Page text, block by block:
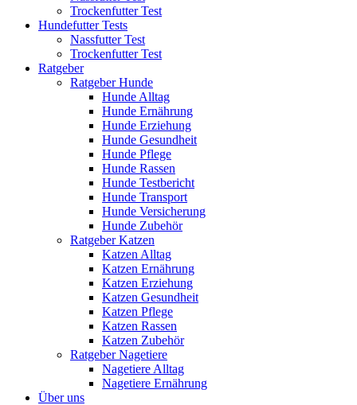
Trockenfutter Test
Hundefutter Tests
Nassfutter Test
Trockenfutter Test
Ratgeber
Ratgeber Hunde
Hunde Alltag
Hunde Ernährung
Hunde Erziehung
Hunde Gesundheit
Hunde Pflege
Hunde Rassen
Hunde Testbericht
Hunde Transport
Hunde Versicherung
Hunde Zubehör
Ratgeber Katzen
Katzen Alltag
Katzen Ernährung
Katzen Erziehung
Katzen Gesundheit
Katzen Pflege
Katzen Rassen
Katzen Zubehör
Ratgeber Nagetiere
Nagetiere Alltag
Nagetiere Ernährung
Über uns